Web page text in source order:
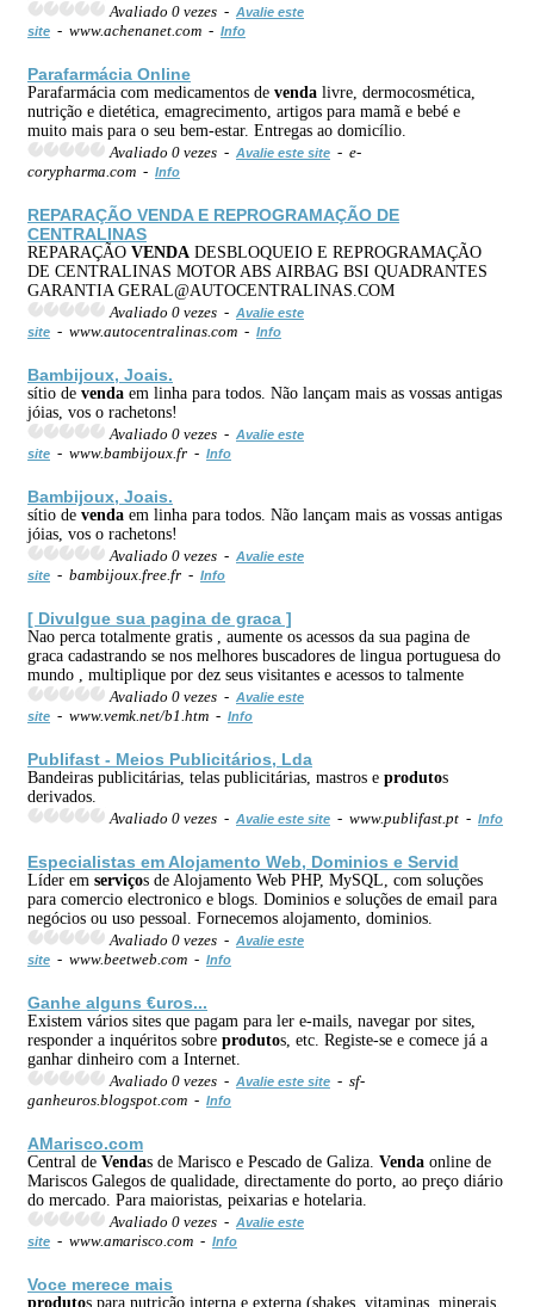
Avaliado 0 vezes - Avalie este
site - www.achenanet.com - Info
Parafarmácia Online
Parafarmácia com medicamentos de venda livre, dermocosmética,
nutrição e dietética, emagrecimento, artigos para mamã e bebé e
muito mais para o seu bem-estar. Entregas ao domicílio.
Avaliado 0 vezes - Avalie este site - e-
corypharma.com - Info
REPARAÇÃO VENDAE REPROGRAMAÇÃO DE
CENTRALINAS
REPARAÇÃO VENDA DESBLOQUEIO E REPROGRAMAÇÃO
DE CENTRALINAS MOTOR ABS AIRBAG BSI QUADRANTES
GARANTIA GERAL@AUTOCENTRALINAS.COM
Avaliado 0 vezes - Avalie este
site - www.autocentralinas.com - Info
Bambijoux, Joais.
sítio de venda em linha para todos. Não lançam mais as vossas antigas
jóias, vos o rachetons!
Avaliado 0 vezes - Avalie este
site - www.bambijoux.fr - Info
Bambijoux, Joais.
sítio de venda em linha para todos. Não lançam mais as vossas antigas
jóias, vos o rachetons!
Avaliado 0 vezes - Avalie este
site - bambijoux.free.fr - Info
[ Divulgue sua pagina de graca ]
Nao perca totalmente gratis , aumente os acessos da sua pagina de
graca cadastrando se nos melhores buscadores de lingua portuguesa do
mundo , multiplique por dez seus visitantes e acessos to talmente
Avaliado 0 vezes - Avalie este
site - www.vemk.net/b1.htm - Info
Publifast - Meios Publicitários, Lda
Bandeiras publicitárias, telas publicitárias, mastros e produtos
derivados.
Avaliado 0 vezes - Avalie este site - www.publifast.pt - Info
Especialistas em Alojamento Web, Dominios e Servid
Líder em serviços de Alojamento Web PHP, MySQL, com soluções
para comercio electronico e blogs. Dominios e soluções de email para
negócios ou uso pessoal. Fornecemos alojamento, dominios.
Avaliado 0 vezes - Avalie este
site - www.beetweb.com - Info
Ganhe alguns €uros...
Existem vários sites que pagam para ler e-mails, navegar por sites,
responder a inquéritos sobre produtos, etc. Registe-se e comece já a
ganhar dinheiro com a Internet.
Avaliado 0 vezes - Avalie este site - sf-
ganheuros.blogspot.com - Info
AMarisco.com
Central de Vendas de Marisco e Pescado de Galiza. Venda online de
Mariscos Galegos de qualidade, directamente do porto, ao preço diário
do mercado. Para maioristas, peixarias e hotelaria.
Avaliado 0 vezes - Avalie este
site - www.amarisco.com - Info
Voce merece mais
produtos para nutrição interna e externa (shakes, vitaminas, minerais,